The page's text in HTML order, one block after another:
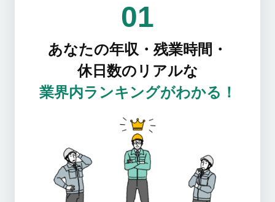
01
あなたの年収・残業時間・
休日数のリアルな
業界内ランキングがわかる！